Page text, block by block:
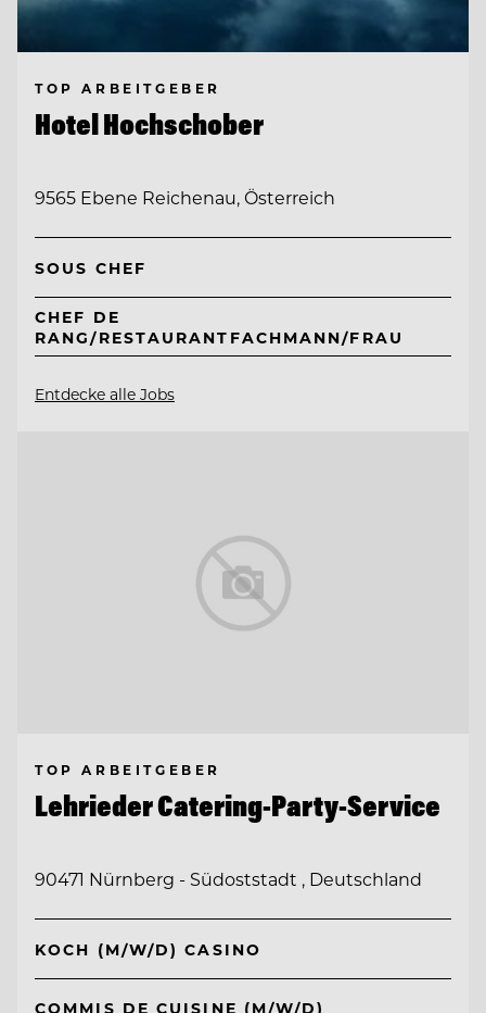
TOP ARBEITGEBER
Hotel Hochschober
9565 Ebene Reichenau, Österreich
SOUS CHEF
CHEF DE
RANG/RESTAURANTFACHMANN/FRAU
Entdecke alle Jobs
TOP ARBEITGEBER
Lehrieder Catering-Party-Service
90471 Nürnberg - Südoststadt , Deutschland
KOCH (M/W/D) CASINO
COMMIS DE CUISINE (M/W/D)